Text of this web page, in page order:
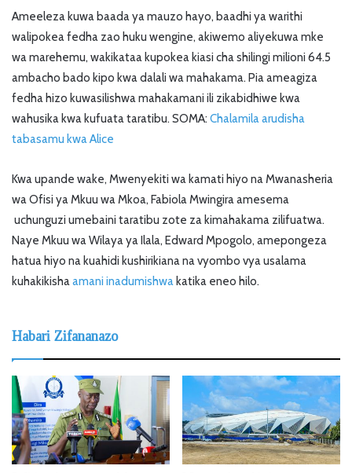
Ameeleza kuwa baada ya mauzo hayo, baadhi ya warithi
walipokea fedha zao huku wengine, akiwemo aliyekuwa mke
wa marehemu, wakikataa kupokea kiasi cha shilingi milioni 64.5
ambacho bado kipo kwa dalali wa mahakama. Pia ameagiza
fedha hizo kuwasilishwa mahakamani ili zikabidhiwe kwa
wahusika kwa kufuata taratibu. SOMA: Chalamila arudisha
tabasamu kwa Alice
Kwa upande wake, Mwenyekiti wa kamati hiyo na Mwanasheria
wa Ofisi ya Mkuu wa Mkoa, Fabiola Mwingira amesema
uchunguzi umebaini taratibu zote za kimahakama zilifuatwa.
Naye Mkuu wa Wilaya ya Ilala, Edward Mpogolo, amepongeza
hatua hiyo na kuahidi kushirikiana na vyombo vya usalama
kuhakikishaamani inadumishwa katika eneo hilo.
Habari Zifananazo